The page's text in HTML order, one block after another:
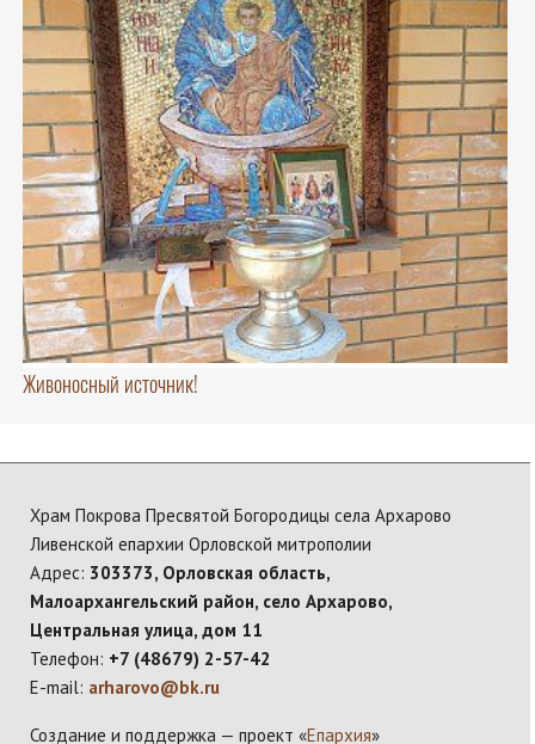
Живоносный источник!
Храм Покрова Пресвятой Богородицы села Архарово
Ливенской епархии Орловской митрополии
Адрес: 303373, Орловская область,
Малоархангельский район, село Архарово,
Центральная улица, дом 11
Телефон: +7 (48679) 2-57-42
E-mail: arharovo@bk.ru
Создание и поддержка — проект «Епархия»